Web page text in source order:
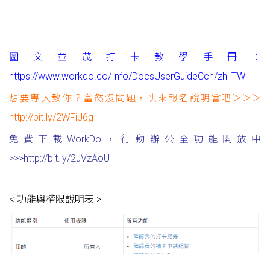
圖文並茂打卡教學手冊：
https://www.workdo.co/Info/DocsUserGuideCcn/zh_TW
想要專人教你？當然沒問題，快來報名說明會吧＞＞＞
http://bit.ly/2WFiJ6g
免費下載WorkDo，行動辦公全功能開放中
>>>http://bit.ly/2uVzAoU
< 功能與權限說明表 >